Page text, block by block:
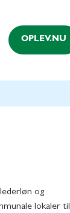
OPLEV.NU
og
lokaler til